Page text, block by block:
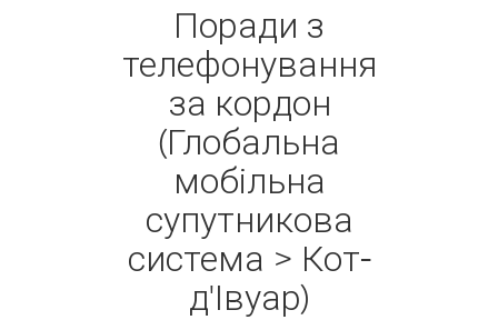
Поради з
телефонування
за кордон
(Глобальна
мобільна
супутникова
система > Кот-
д'Івуар)